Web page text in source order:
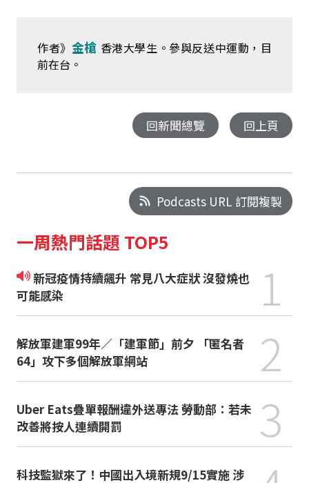
作者》 金槍 香港大學生。參與反送中運動，目
前在台。
回新聞總覽 回上頁
Podcasts URL 訂閱複製
一周熱門話題 TOP5
新冠疫情持續飆升 常見八大症狀 沒發燒也
可能感染
1
解放軍建軍99年／「建軍節」前夕 「匿名者
64」攻下多個解放軍網站
2
Uber Eats疊單報酬違外送專法 勞動部：若未
改善將按人連續開罰
3
科技監獄來了！中國出入境新規9/15實施 涉